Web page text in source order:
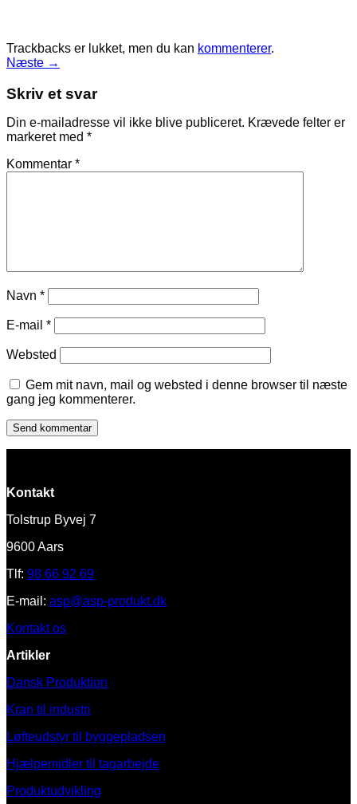
Trackbacks er lukket, men du kan kommenterer.
Næste →
Skriv et svar
Din e-mailadresse vil ikke blive publiceret. Krævede felter er
markeret med *
Kommentar *
Navn *
E-mail *
Websted
Gem mit navn, mail og websted i denne browser til næste
gang jeg kommenterer.
Kontakt
Tolstrup Byvej 7
9600 Aars
Tlf: 98 66 92 69
E-mail: asp@asp-produkt.dk
Kontakt os
Artikler
Dansk Produktion
Kran til industri
Løfteudstyr til byggepladsen
Hjælpemidler til tagarbejde
Produktudvikling